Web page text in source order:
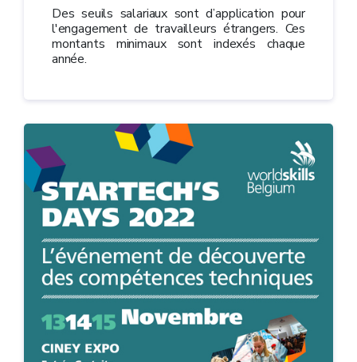
Des seuils salariaux sont d’application pour
l'engagement de travailleurs étrangers. Ces
montants minimaux sont indexés chaque
année.